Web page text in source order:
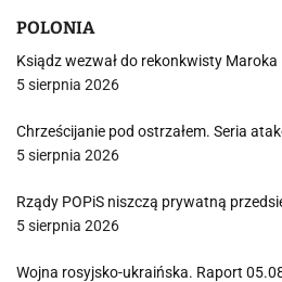
POLONIA
Ksiądz wezwał do rekonkwisty Maroka
5 sierpnia 2026
Chrześcijanie pod ostrzałem. Seria
5 sierpnia 2026
Rządy POPiS niszczą prywatną
5 sierpnia 2026
Wojna rosyjsko-ukraińska. Raport